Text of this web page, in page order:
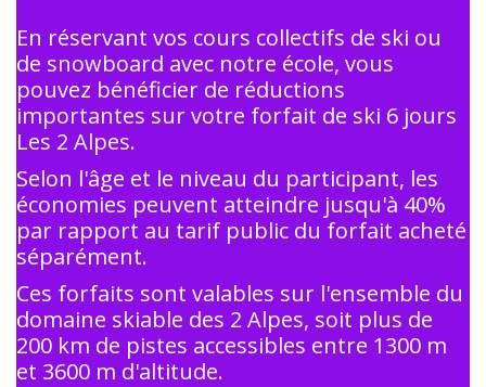
En réservant vos cours collectifs de ski ou
de snowboard avec notre école, vous
pouvez bénéficier de réductions
importantes sur votre forfait de ski 6 jours
Les 2 Alpes.
Selon l'âge et le niveau du participant, les
économies peuvent atteindre jusqu'à 40%
par rapport au tarif public du forfait acheté
séparément.
Ces forfaits sont valables sur l'ensemble du
domaine skiable des 2 Alpes, soit plus de
200 km de pistes accessibles entre 1300 m
et 3600 m d'altitude.